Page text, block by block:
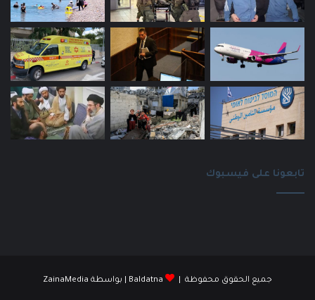
تابعونا على فيسبوك
جميع الحقوق محفوظة | Baldatna | بواسطة ZainaMedia